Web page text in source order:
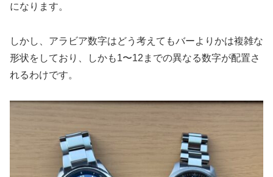
になります。
しかし、アラビア数字はどう考えてもバーよりかは複雑な
形状をしており、しかも1〜12までの異なる数字が配置さ
れるわけです。